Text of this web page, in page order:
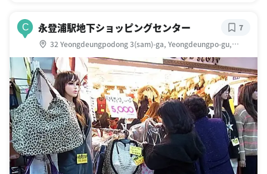
C 永登浦駅地下ショッピングセンター
32 Yeongdeungpodong 3(sam)-ga, Yeongdeungpo-gu,
Seoul, 大韓民国
7